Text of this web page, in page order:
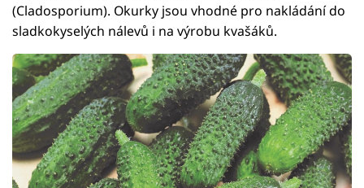
(Cladosporium). Okurky jsou vhodné pro nakládání do
sladkokyselých nálevů i na výrobu kvašáků.